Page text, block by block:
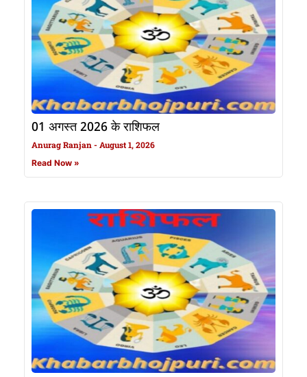
01 अगस्त 2026 के राशिफल
Anurag Ranjan August 1, 2026
Read Now »